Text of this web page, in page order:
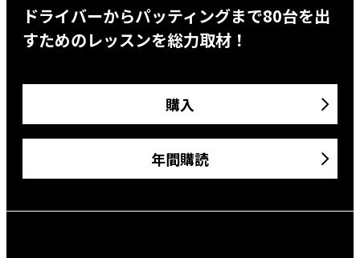
ドライバーからパッティングまで80台を出
すためのレッスンを総力取材！
購入
年間購読